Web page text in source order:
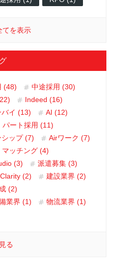
てを表示
(48)
中途採用 (30)
Indeed (16)
バイ (13)
AI (12)
パート採用 (11)
ップ (7)
Airワーク (7)
マッチング (4)
(3)
派遣募集 (3)
Clarity (2)
建設業界 (2)
(2)
業界 (1)
物流業界 (1)
る